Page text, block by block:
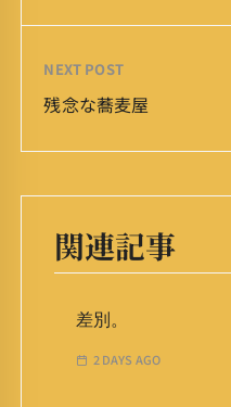
NEXT POST
残念な蕎麦屋
関連記事
差別。
2 DAYS AGO